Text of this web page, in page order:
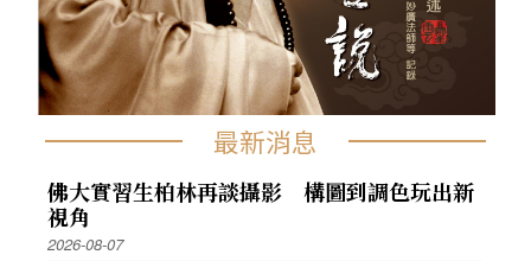
最新消息
佛大實習生柏林再談攝影 構圖到調色玩出新
視角
2026-08-07